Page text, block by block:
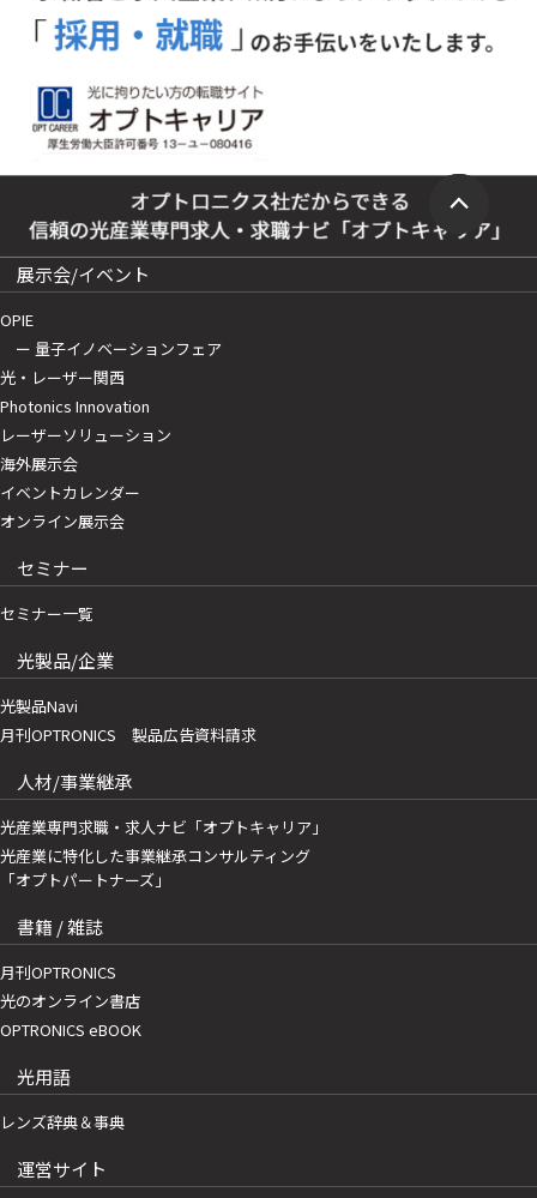
展示会/イベント
OPIE
ー 量子イノベーションフェア
光・レーザー関西
Photonics Innovation
レーザーソリューション
海外展示会
イベントカレンダー
オンライン展示会
セミナー
セミナー一覧
光製品/企業
光製品Navi
月刊OPTRONICS 製品広告資料請求
人材/事業継承
光産業専門求職・求人ナビ「オプトキャリア」
光産業に特化した事業継承コンサルティング
「オプトパートナーズ」
書籍 / 雑誌
月刊OPTRONICS
光のオンライン書店
OPTRONICS eBOOK
光用語
レンズ辞典＆事典
運営サイト